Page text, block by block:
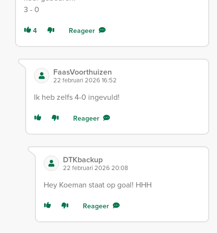
3 - 0
4 Reageer
FaasVoorthuizen
22 februari 2026 16:52
Ik heb zelfs 4-0 ingevuld!
Reageer
DTKbackup
22 februari 2026 20:08
Hey Koeman staat op goal! HHH
Reageer